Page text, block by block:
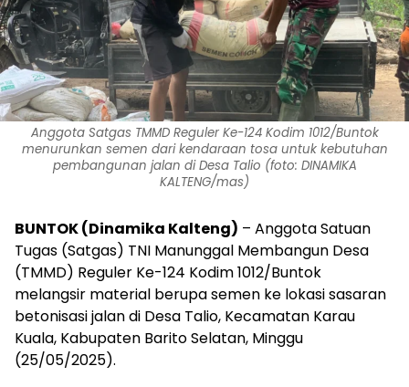
Anggota Satgas TMMD Reguler Ke-124 Kodim 1012/Buntok
menurunkan semen dari kendaraan tosa untuk kebutuhan
pembangunan jalan di Desa Talio (foto: DINAMIKA
KALTENG/mas)
BUNTOK (Dinamika Kalteng) – Anggota Satuan
Tugas (Satgas) TNI Manunggal Membangun Desa
(TMMD) Reguler Ke-124 Kodim 1012/Buntok
melangsir material berupa semen ke lokasi sasaran
betonisasi jalan di Desa Talio, Kecamatan Karau
Kuala, Kabupaten Barito Selatan, Minggu
(25/05/2025).